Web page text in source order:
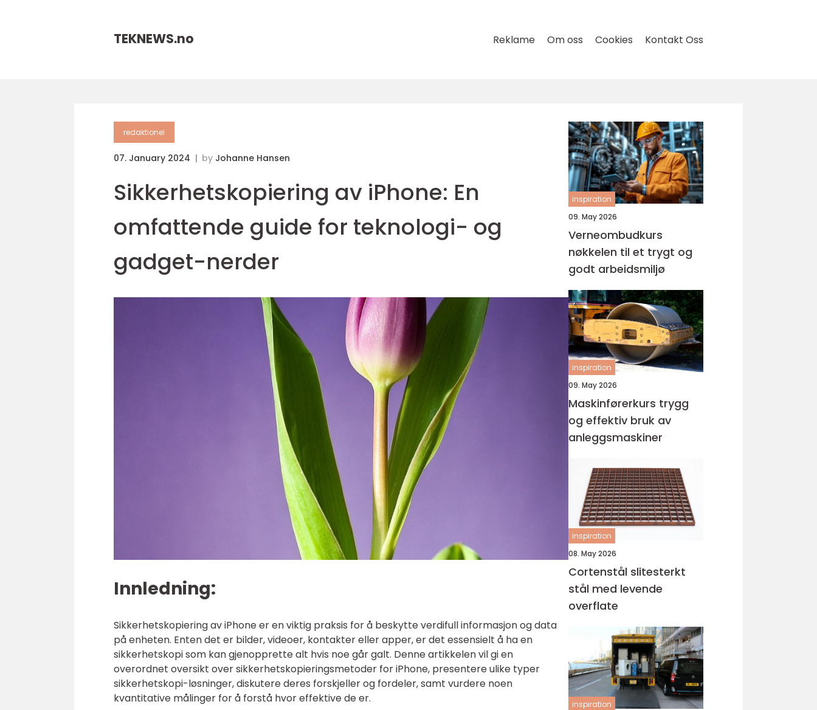
TEKNEWS.no Reklame Om oss Cookies Kontakt Oss
redaktionel
07. January 2024 by Johanne Hansen
Sikkerhetskopiering av iPhone: En
omfattende guide for teknologi- og
gadget-nerder
Innledning:
Sikkerhetskopiering av iPhone er en viktig praksis for å beskytte verdifull informasjon og data
på enheten. Enten det er bilder, videoer, kontakter eller apper, er det essensielt å ha en
sikkerhetskopi som kan gjenopprette alt hvis noe går galt. Denne artikkelen vil gi en
overordnet oversikt over sikkerhetskopieringsmetoder for iPhone, presentere ulike typer
sikkerhetskopi-løsninger, diskutere deres forskjeller og fordeler, samt vurdere noen
kvantitative målinger for å forstå hvor effektive de er.
inspiration
09. May 2026
Verneombudkurs
nøkkelen til et trygt og
godt arbeidsmiljø
inspiration
09. May 2026
Maskinførerkurs trygg
og effektiv bruk av
anleggsmaskiner
inspiration
08. May 2026
Cortenstål slitesterkt
stål med levende
overflate
inspiration